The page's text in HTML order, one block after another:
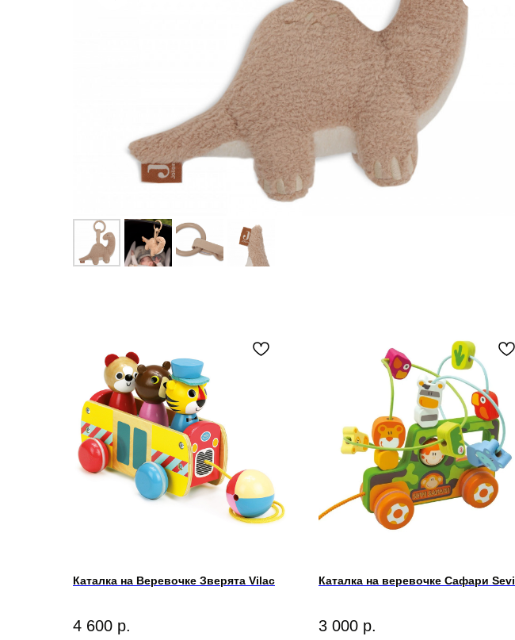
Каталка на Веревочке Зверята Vilac
4 600 р.
Каталка на веревочке Сафари Sevi
3 000 р.